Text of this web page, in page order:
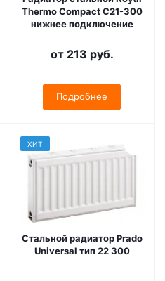
Thermo Compact C21-300
нижнее подключение
от 213 руб.
Подробнее
ХИТ
Стальной радиатор Prado
Universal тип 22 300